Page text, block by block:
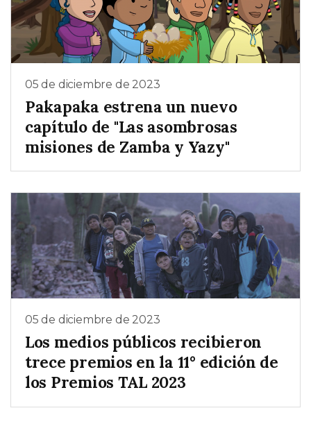
05 de diciembre de 2023
Pakapaka estrena un nuevo
capítulo de "Las asombrosas
misiones de Zamba y Yazy"
05 de diciembre de 2023
Los medios públicos recibieron
trece premios en la 11° edición de
los Premios TAL 2023